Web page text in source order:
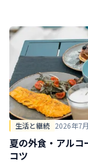
生活と継続 2026年7
夏の外食・アルコ
コツ